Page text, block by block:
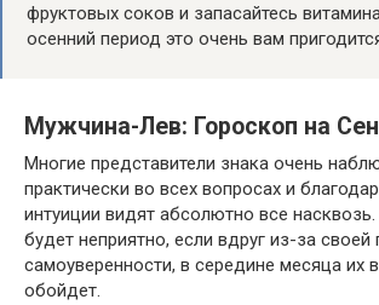
фруктовых соков и запасайтесь
осенний период это очень вам
Мужчина-Лев: Гороскоп на
Многие представители знака очень
практически во всех вопросах и
интуиции видят абсолютно все
будет неприятно, если вдруг из-за своей
самоуверенности, в середине месяца их
обойдет.